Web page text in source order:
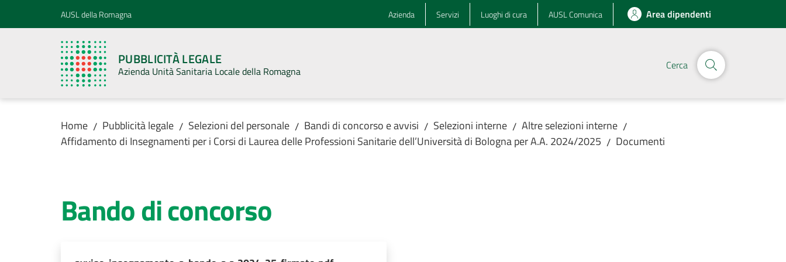
Vai al contenuto
Vai alla navigazioneAUSL della Romagna Azienda Servizi Luoghi di cura AUSL Comunica Area dipendenti
PUBBLICITÀ LEGALE
Azienda Unità Sanitaria Locale della Romagna Cerca
Home / Pubblicità legale / Selezioni del personale / Bandi di concorso e avvisi / Selezioni interne / Altre selezioni interne /
Affidamento di Insegnamenti per i Corsi di Laurea delle Professioni Sanitarie dell’Università di Bologna per A.A. 2024/2025 / Documenti
Bando di concorso